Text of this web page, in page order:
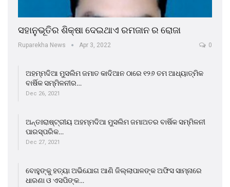
ସହାନୁଭୂତିର ଶିକ୍ଷା ଦେଇଥାଏ ରମଜାନ ର ରୋଜା
Ruparekha News Apr 3, 2022 0
ଅହମ୍ମଦିଆ ମୁସଲିମ ଜମାତ କାଦିଆନ ଠାରେ ୧୨୬ ତମ ଆଧ୍ୟାତ୍ମିକ
ବାର୍ଷିକ ସମ୍ମିଳନୀର…
Dec 26, 2021
ଅନ୍ତଃରାଷ୍ଟ୍ରୀୟ ଅହମ୍ମଦିଆ ମୁସଲିମ ଜମାଅତର ବାର୍ଷିକ ସମ୍ମିଳନୀ
ପାରସ୍ପରିକ…
Dec 27, 2021
ବୋହୁଙ୍କୁ ହତ୍ୟା ଅଭିଯୋଗ ଆଣି ଜିଲ୍ଲାପାଳଙ୍କ ଅଫିସ ସାମ୍ନାରେ
ଧାରଣା ଓ ଏସପିଙ୍କ…